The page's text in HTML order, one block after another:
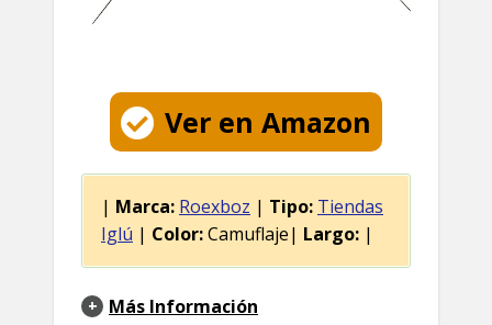
Ver en Amazon
| Marca: Roexboz | Tipo: Tiendas
Iglú | Color:Camuflaje| Largo: |
Más Información